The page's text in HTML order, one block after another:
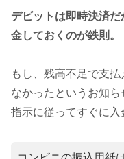
デビットは即時決済
金しておくのが鉄則。
もし、残高不足で支
なかったというお知
指示に従ってすぐに入